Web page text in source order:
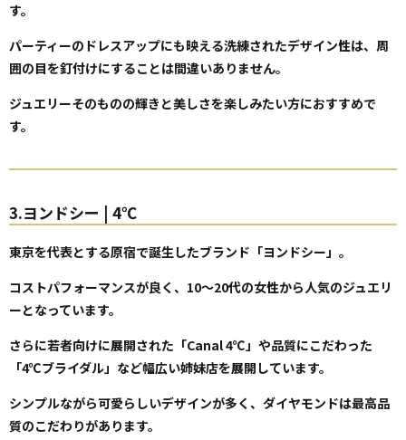
す。
パーティーのドレスアップにも映える洗練されたデザイン性は、周
囲の目を釘付けにすることは間違いありません。
ジュエリーそのものの輝きと美しさを楽しみたい方におすすめで
す。
3.ヨンドシー | 4℃
東京を代表とする原宿で誕生したブランド「ヨンドシー」。
コストパフォーマンスが良く、10～20代の女性から人気のジュエリ
ーとなっています。
さらに若者向けに展開された「Canal 4℃」や品質にこだわった
「4℃ブライダル」など幅広い姉妹店を展開しています。
シンプルながら可愛らしいデザインが多く、ダイヤモンドは最高品
質のこだわりがあります。